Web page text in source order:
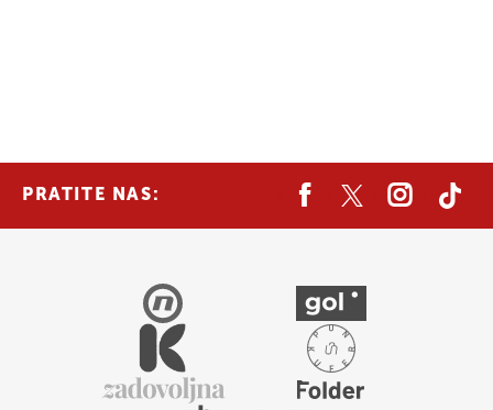
PRATITE NAS: